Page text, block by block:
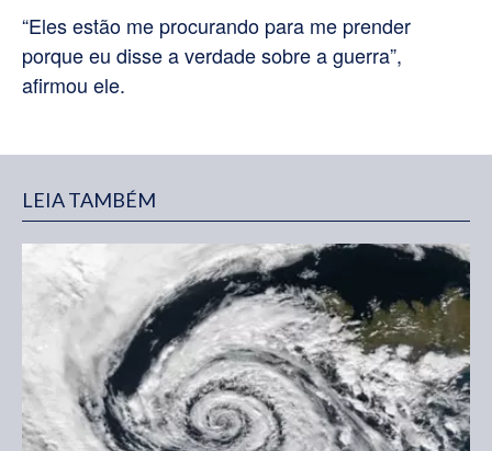
“Eles estão me procurando para me prender
porque eu disse a verdade sobre a guerra”,
afirmou ele.
LEIA TAMBÉM